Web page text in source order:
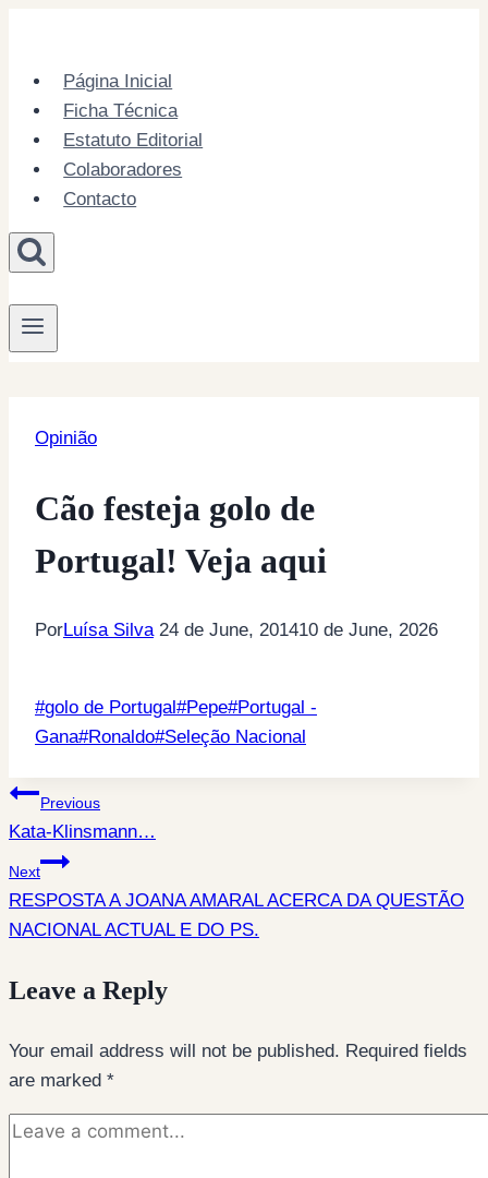
contentPágina Inicial
Ficha Técnica
Estatuto Editorial
Colaboradores
Contacto
Opinião
Cão festeja golo de
Portugal! Veja aqui
PorLuísa Silva 24 de June, 201410 de June, 2026
Post
Tags:
#golo de Portugal#Pepe#Portugal -
Gana#Ronaldo#Seleção Nacional
Post
navigation
Previous
Kata-Klinsmann…
Next
RESPOSTA A JOANA AMARAL ACERCA DA QUESTÃO
NACIONAL ACTUAL E DO PS.
Leave a Reply
Your email address will not be published. Required fields
are marked *